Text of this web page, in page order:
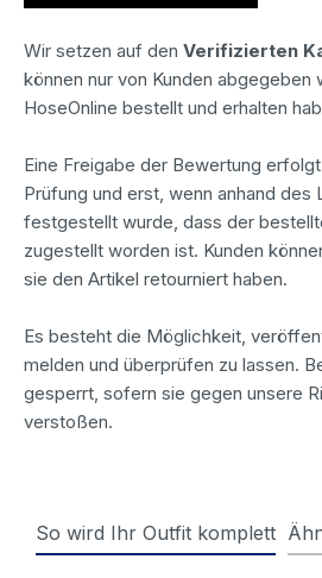
Wir setzen auf den Verifizierten
können nur von Kunden abgegeben
HoseOnline bestellt und erhalten
Eine Freigabe der Bewertung
Prüfung und erst, wenn anhand des
festgestellt wurde, dass der
zugestellt worden ist. Kunden
sie den Artikel retourniert haben.
Es besteht die Möglichkeit,
melden und überprüfen zu lassen.
gesperrt, sofern sie gegen unsere
verstoßen.
So wird Ihr Outfit komplett